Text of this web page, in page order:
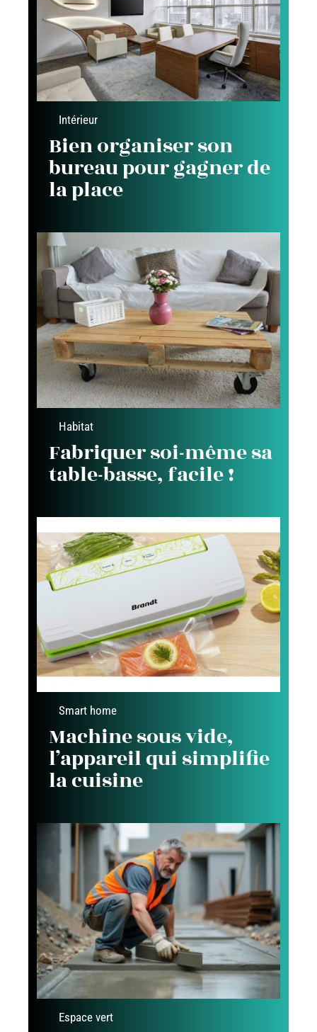
Intérieur
Bien organiser son
bureau pour gagner de
la place
Habitat
Fabriquer soi-même sa
table-basse, facile !
Smart home
Machine sous vide,
l’appareil qui simplifie
la cuisine
Espace vert